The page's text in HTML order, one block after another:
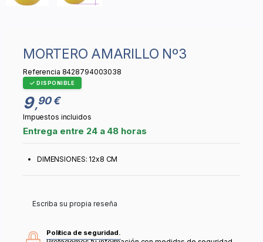
MORTERO AMARILLO Nº3
Referencia 8428794003038
DISPONIBLE
9,90 €
Impuestos incluidos
Entrega entre 24 a 48 horas
DIMENSIONES: 12x8 CM
Escriba su propia reseña
Política de seguridad.